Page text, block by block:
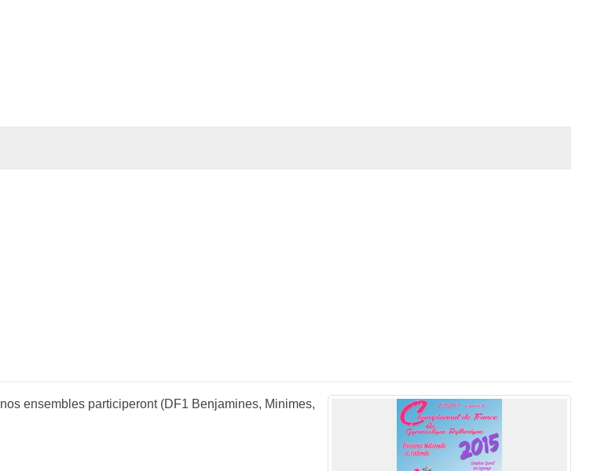
ensembles participeront (DF1 Benjamines, Minimes,